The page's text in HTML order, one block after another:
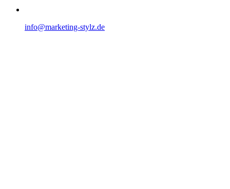
info@marketing-stylz.de